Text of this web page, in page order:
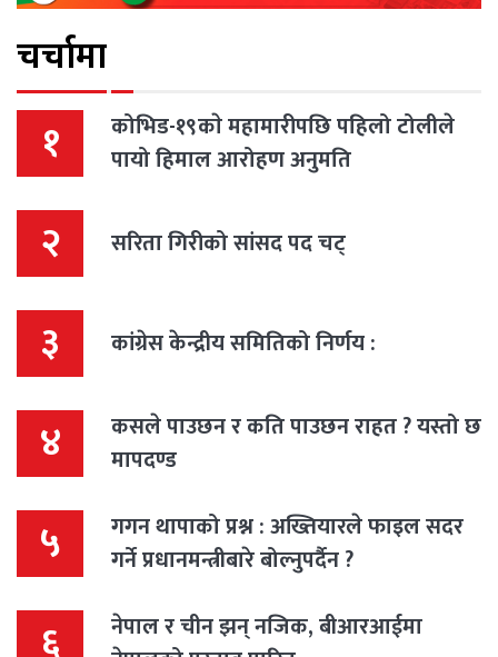
चर्चामा
१
कोभिड-१९काे महामारीपछि पहिलो टोलीले
पायो हिमाल आरोहण अनुमति
२ सरिता गिरीको सांसद पद चट्
३ कांग्रेस केन्द्रीय समितिको निर्णय :
४
कसले पाउछन र कति पाउछन राहत ? यस्तो छ
मापदण्ड
५
गगन थापाको प्रश्न : अख्तियारले फाइल सदर
गर्ने प्रधानमन्त्रीबारे बोल्नुपर्दैन ?
६
नेपाल र चीन झन् नजिक, बीआरआईमा